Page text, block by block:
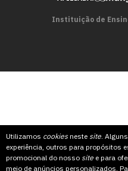
Utilizamos cookiesneste site.
experiência, outros para propósitos
promocional do nosso site e para
meio de anúncios personalizados.
Instituição de